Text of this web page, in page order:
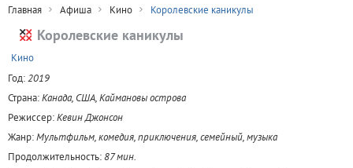
Главная Афиша Кино Королевские каникулы
Королевские каникулы
Кино
Год:2019
Страна:Канада, США, Каймановы острова
Режиссер:Кевин Джонсон
Жанр:Мультфильм, комедия, приключения, семейный, музыка
Продолжительность:87 мин.